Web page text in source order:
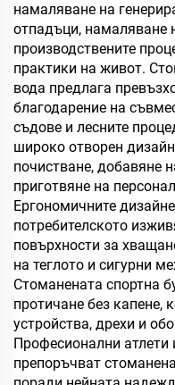
намаляване на
отпадъци, намаляване
производствените
практики на живот.
вода предлага
благодарение на
съдове и лесните
широко отворен
почистване, добавяне
приготвяне на
Ергономичните
потребителското
повърхности за
на теглото и сигурни
Стоманената спортна
протичане без капене,
устройства, дрехи и
Професионални атлети
препоръчват